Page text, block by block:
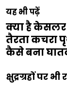
यह भी पढ़ें
क्या है केसलर
तैरता कचरा
कैसे बना
क्षुद्रग्रहों पर